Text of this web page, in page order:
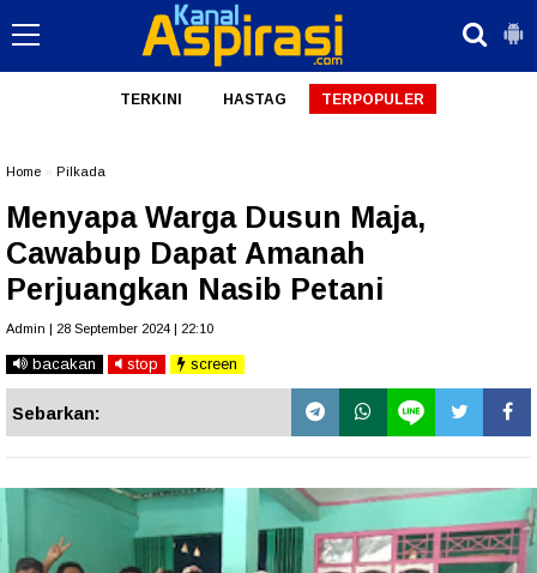
TERKINI HASTAG TERPOPULER
Home Pilkada
Menyapa Warga Dusun Maja,
Cawabup Dapat Amanah
Perjuangkan Nasib Petani
Admin | 28 September 2024 | 22:10
bacakan stop screen
Sebarkan: